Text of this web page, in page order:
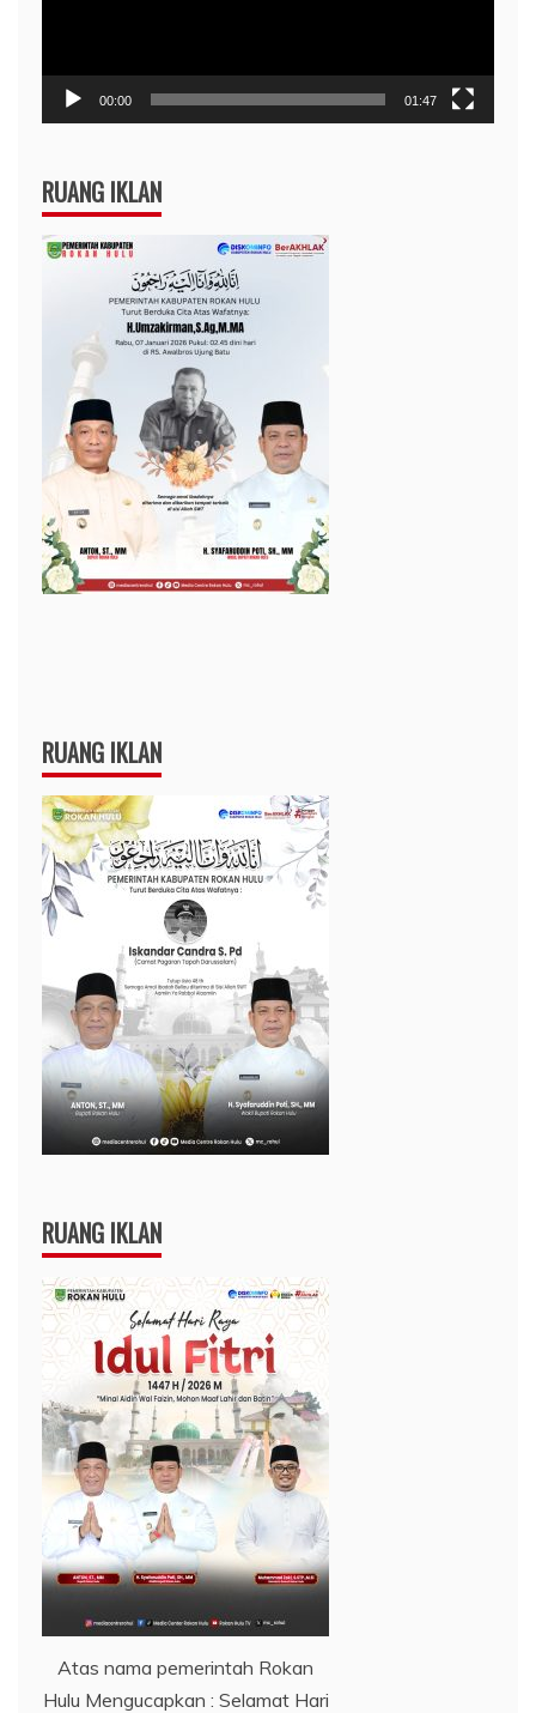
00:00 01:47
RUANG IKLAN
RUANG IKLAN
RUANG IKLAN
Atas nama pemerintah Rokan
Hulu Mengucapkan : Selamat Hari